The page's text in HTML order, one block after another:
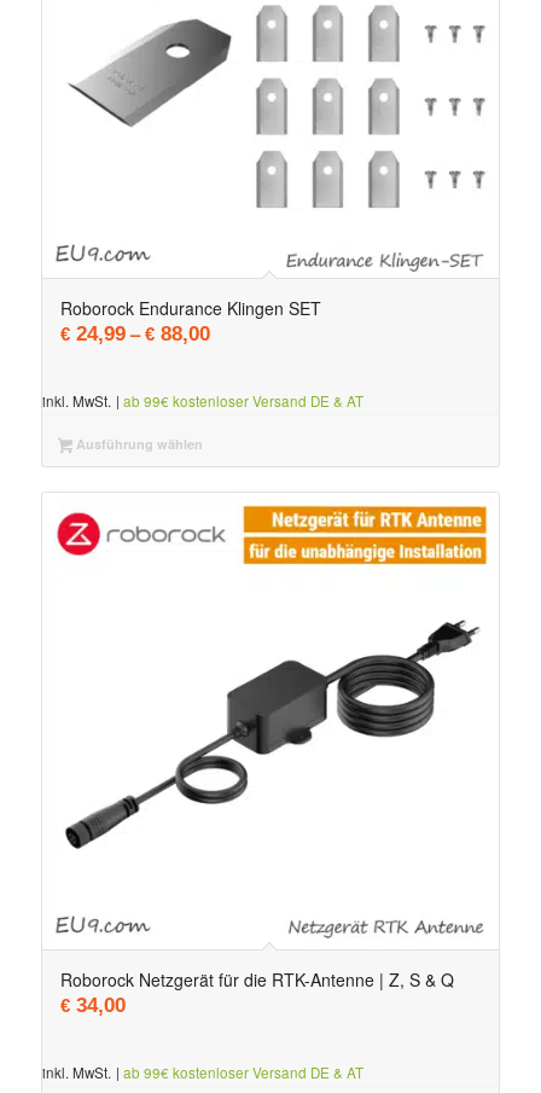
Roborock Endurance Klingen SET
€24,99–€88,00
inkl. MwSt. | ab 99€ kostenloser Versand DE & AT
Ausführung wählen
Roborock Netzgerät für die RTK-Antenne | Z, S & Q
€34,00
inkl. MwSt. | ab 99€ kostenloser Versand DE & AT